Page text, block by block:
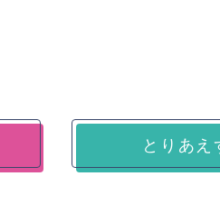
とりあえ